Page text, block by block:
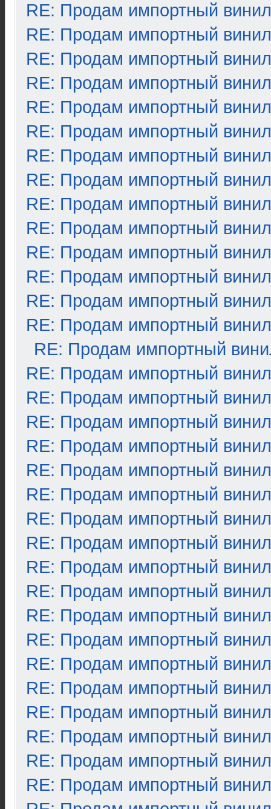
RE: Продам импортный винил
RE: Продам импортный винил
RE: Продам импортный винил
RE: Продам импортный винил
RE: Продам импортный винил
RE: Продам импортный винил
RE: Продам импортный винил
RE: Продам импортный винил
RE: Продам импортный винил
RE: Продам импортный винил
RE: Продам импортный винил
RE: Продам импортный винил
RE: Продам импортный винил
RE: Продам импортный винил
RE: Продам импортный
RE: Продам импортный винил
RE: Продам импортный винил
RE: Продам импортный винил
RE: Продам импортный винил
RE: Продам импортный винил
RE: Продам импортный винил
RE: Продам импортный винил
RE: Продам импортный винил
RE: Продам импортный винил
RE: Продам импортный винил
RE: Продам импортный винил
RE: Продам импортный винил
RE: Продам импортный винил
RE: Продам импортный винил
RE: Продам импортный винил
RE: Продам импортный винил
RE: Продам импортный винил
RE: Продам импортный винил